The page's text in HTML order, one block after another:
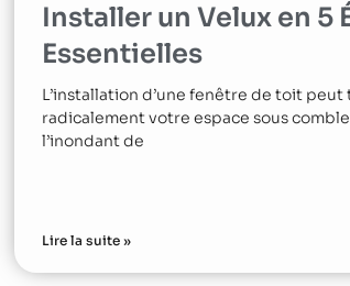
Installer un Velux en 5
Essentielles
L’installation d’une fenêtre de toit
radicalement votre espace sous
l’inondant de
Lire la suite »